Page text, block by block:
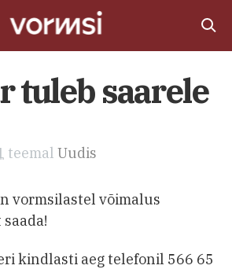
tuleb saarele
teemal Uudis
vormsilastel võimalus
kindlasti aeg telefonil 566 65